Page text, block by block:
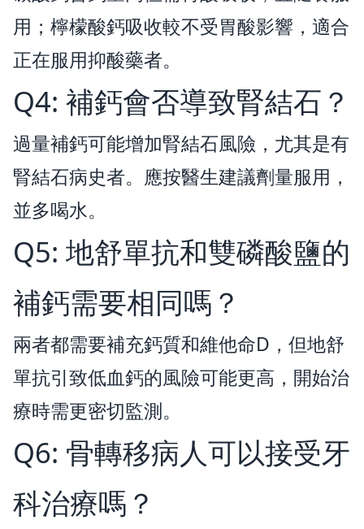
用；檸檬酸鈣吸收較不受胃酸影響，適合
正在服用抑酸藥者。
Q4: 補鈣會否導致腎結石？
過量補鈣可能增加腎結石風險，尤其是有
腎結石病史者。應按醫生建議劑量服用，
並多喝水。
Q5: 地舒單抗和雙磷酸鹽的
補鈣需要相同嗎？
兩者都需要補充鈣質和維他命D，但地舒
單抗引致低血鈣的風險可能更高，開始治
療時需更密切監測。
Q6: 骨轉移病人可以接受牙
科治療嗎？